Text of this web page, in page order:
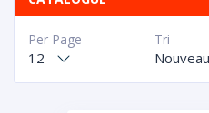
Tri
Per Page
12